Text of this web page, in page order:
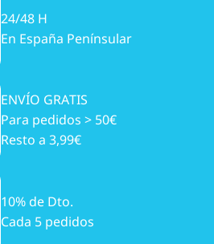
24/48 H
En España Penínsular
ENVÍO GRATIS
Para pedidos > 50€
Resto a 3,99€
10% de Dto.
Cada 5 pedidos